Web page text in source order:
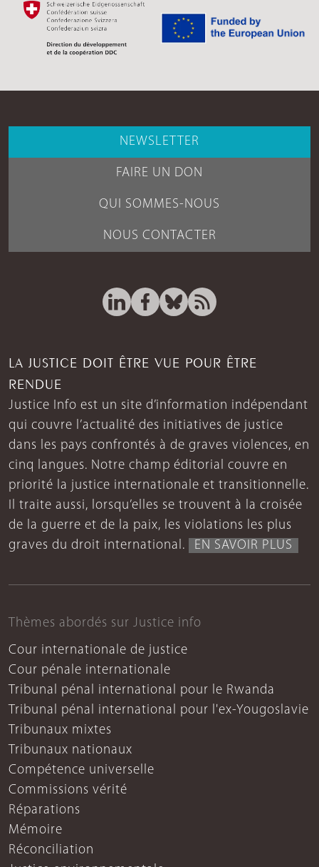
NEWSLETTER
FAIRE UN DON
QUI SOMMES-NOUS
NOUS CONTACTER
LA JUSTICE DOIT ÊTRE VUE POUR ÊTRE
RENDUE
Justice Info est un site d’information indépendant
qui couvre l’actualité des initiatives de justice
dans les pays confrontés à de graves violences, en
cinq langues. Notre champ éditorial couvre en
priorité la justice internationale et transitionnelle.
Il traite aussi, lorsqu’elles se trouvent à la croisée
de la guerre et de la paix, les violations les plus
graves du droit international.
EN SAVOIR PLUS
Thèmes abordés sur Justice info
Cour internationale de justice
Cour pénale internationale
Tribunal pénal international pour le Rwanda
Tribunal pénal international pour l'ex-Yougoslavie
Tribunaux mixtes
Tribunaux nationaux
Compétence universelle
Commissions vérité
Réparations
Mémoire
Réconciliation